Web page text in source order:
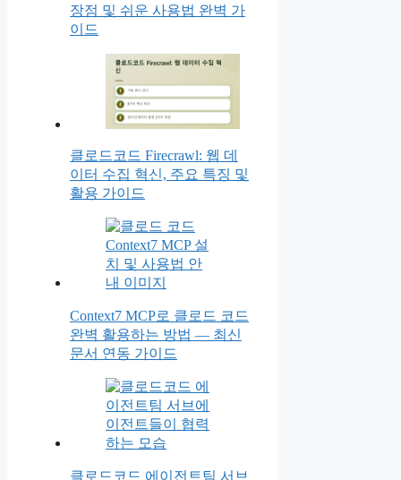
장점 및 쉬운 사용법 완벽 가
이드
클로드코드 Firecrawl: 웹 데
이터 수집 혁신, 주요 특징 및
활용 가이드
Context7 MCP로 클로드 코드
완벽 활용하는 방법 — 최신
문서 연동 가이드
클로드코드 에이전트팀 서브